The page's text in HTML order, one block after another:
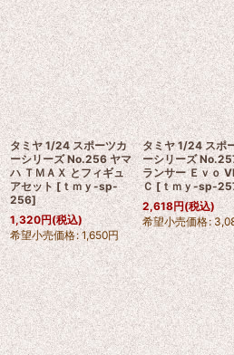
タミヤ 1/24 スポーツカ
ーシリーズ No.256 ヤマ
ハ ＴＭＡＸ とフィギュ
アセット [ ｔｍｙ-sp-
256]
1,320円(税込)
希望小売価格: 1,650円
タミヤ 1/24 スポ
ーシリーズ
ランサー Ｅｖｏ
Ｃ [ｔｍｙ-sp-
2,618円(税込)
希望小売価格: